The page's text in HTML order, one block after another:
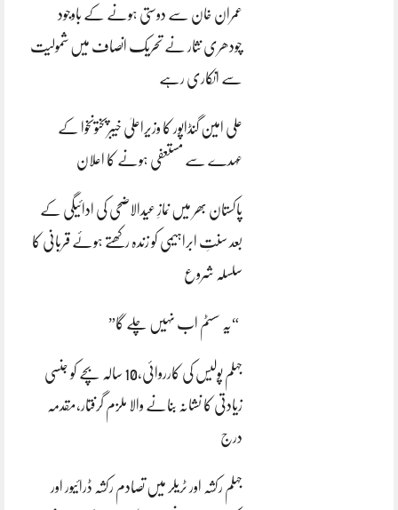
عمران خان سے دوستی ہونے کے باوجود
چودھری نثار نے تحریک انصاف میں شمولیت
سے انکاری رہے
علی امین گنڈاپور کا وزیراعلیٰ خیبرپختونخوا کے
عہدے سے مستعفی ہونے کا اعلان
پاکستان بھر میں نمازِ عیدالاضحی کی ادائیگی کے
بعد سنتِ ابراہیمی کو زندہ رکھتے ہوئے قربانی کا
سلسلہ شروع
“یہ سسٹم اب نہیں چلے گا”
جہلم پولیس کی کارروائی،10 سالہ بچے کو جنسی
زیادتی کا نشانہ بنانے والا ملزم گرفتار،مقدمہ
درج
جہلم رکشہ اور ٹریلر میں تصادم رکشہ ڈرائیور اور